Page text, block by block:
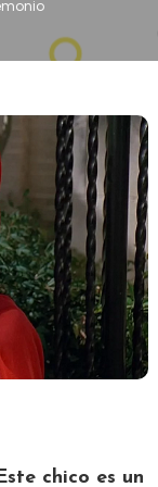
chico es un